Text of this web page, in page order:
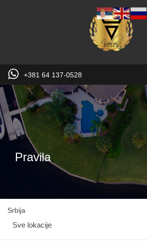
+381 64 137-0528
Pravila
Srbija
Sve lokacije